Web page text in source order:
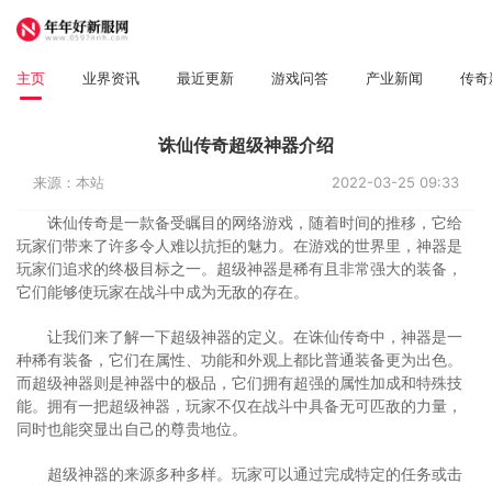
主页 业界资讯 最近更新 游戏问答 产业新闻 传奇
诛仙传奇超级神器介绍
来源：本站 2022-03-25 09:33
诛仙传奇是一款备受瞩目的网络游戏，随着时间的推移，它给
玩家们带来了许多令人难以抗拒的魅力。在游戏的世界里，神器是
玩家们追求的终极目标之一。超级神器是稀有且非常强大的装备，
它们能够使玩家在战斗中成为无敌的存在。
让我们来了解一下超级神器的定义。在诛仙传奇中，神器是一
种稀有装备，它们在属性、功能和外观上都比普通装备更为出色。
而超级神器则是神器中的极品，它们拥有超强的属性加成和特殊技
能。拥有一把超级神器，玩家不仅在战斗中具备无可匹敌的力量，
同时也能突显出自己的尊贵地位。
超级神器的来源多种多样。玩家可以通过完成特定的任务或击